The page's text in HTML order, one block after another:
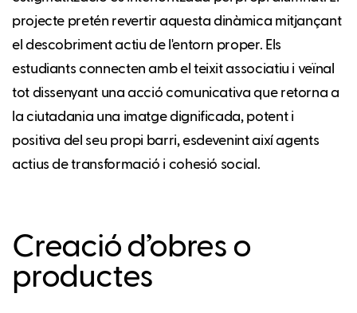
projecte pretén revertir aquesta dinàmica mitjançant
el descobriment actiu de l'entorn proper. Els
estudiants connecten amb el teixit associatiu i veïnal
tot dissenyant una acció comunicativa que retorna a
la ciutadania una imatge dignificada, potent i
positiva del seu propi barri, esdevenint així agents
actius de transformació i cohesió social.
Creació d’obres o
productes